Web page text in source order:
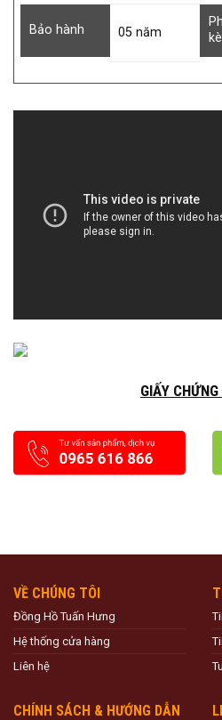
Bảo hành 05 năm
GIẤY
VỀ CHÚNG TÔI
Đồng Hồ Tuấn Hưng
Hệ thống cửa hàng
Liên hệ
CHÍNH SÁCH & HƯỚNG DẪN